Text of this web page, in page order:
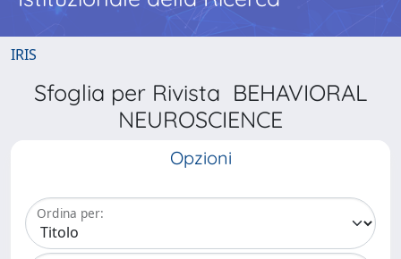
IRIS
Sfoglia per Rivista BEHAVIORAL
NEUROSCIENCE
Opzioni
Ordina per: